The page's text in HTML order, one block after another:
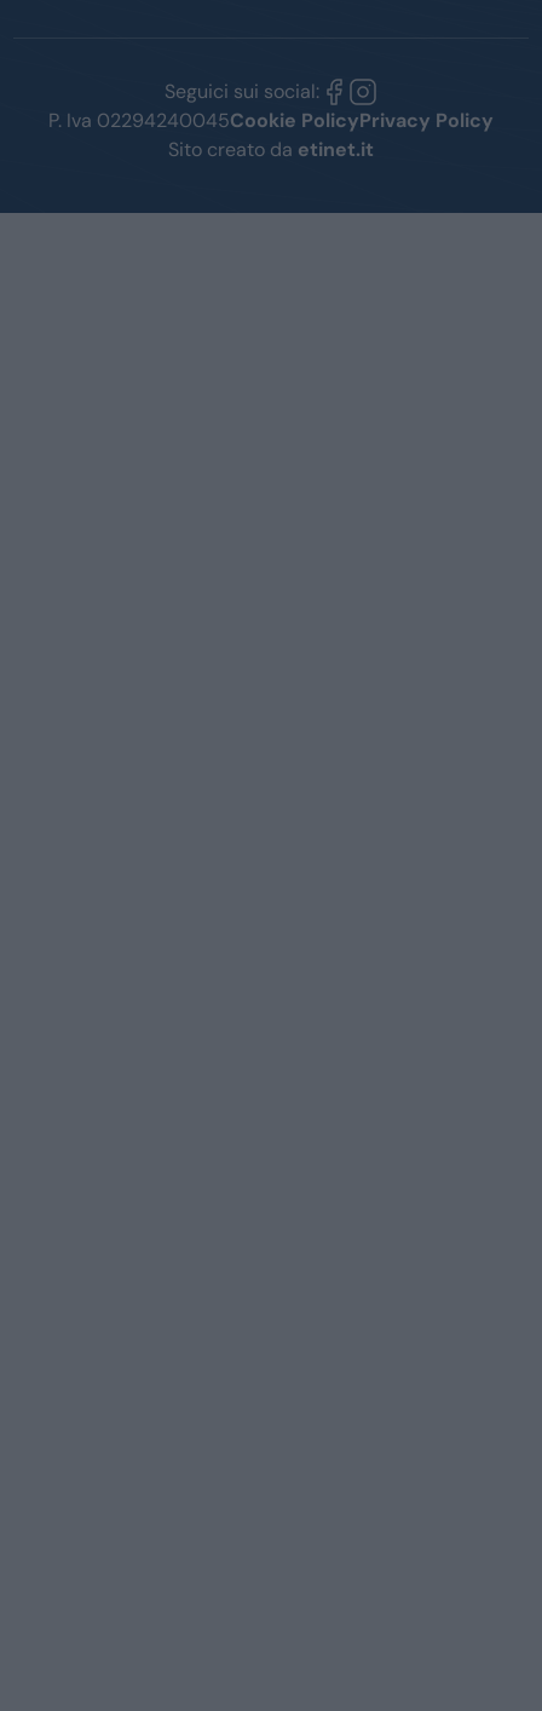
Seguici sui social:
P. Iva 02294240045Cookie PolicyPrivacy Policy
Sito creato da etinet.it